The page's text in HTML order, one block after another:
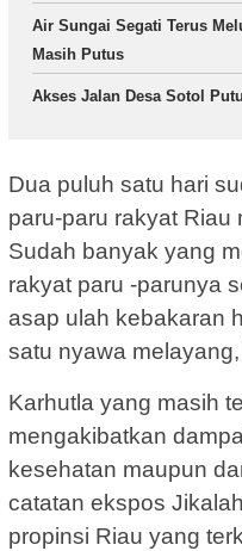
Air Sungai Segati Terus
Masih Putus
Akses Jalan Desa Sotol
Dua puluh satu hari
paru-paru rakyat Riau
Sudah banyak yang
rakyat paru -parunya
asap ulah kebakaran
satu nyawa
Karhutla yang masih
mengakibatkan
kesehatan maupun
catatan ekspos
propinsi Riau yang